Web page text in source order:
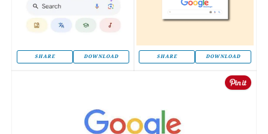
SHARE DOWNLOAD SHARE DOWNLOAD